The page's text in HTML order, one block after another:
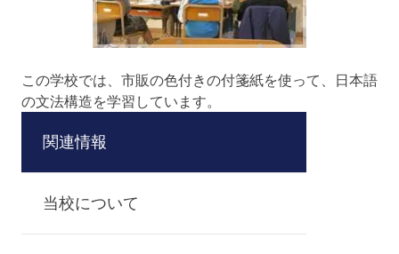
この学校では、市販の色付きの付箋紙を使って、日本語
の文法構造を学習しています。
関連情報
当校について